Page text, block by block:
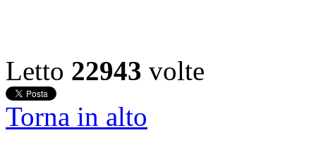
Letto 22943 volte
Torna in alto